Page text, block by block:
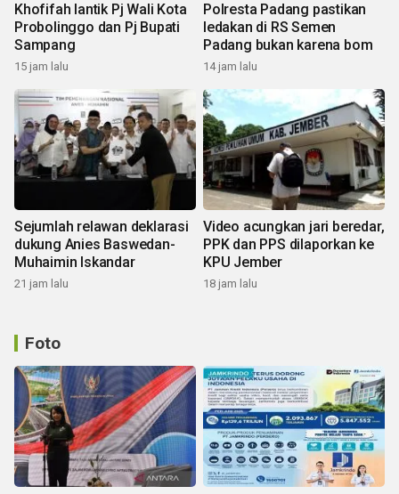
Khofifah lantik Pj Wali Kota
Probolinggo dan Pj Bupati
Sampang
15 jam lalu
Polresta Padang pastikan
ledakan di RS Semen
Padang bukan karena bom
14 jam lalu
Sejumlah relawan deklarasi
dukung Anies Baswedan-
Muhaimin Iskandar
21 jam lalu
Video acungkan jari beredar,
PPK dan PPS dilaporkan ke
KPU Jember
18 jam lalu
Foto